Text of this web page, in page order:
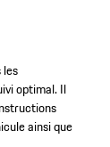
optimal. Il
ainsi que